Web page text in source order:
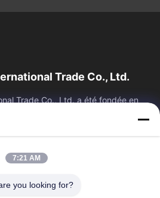
Trade Co., Ltd.
Trade Co., Ltd. a été fondée en
la fabrication et la
Produits
Contrôle De Qualité
7:21 AM
you looking for?